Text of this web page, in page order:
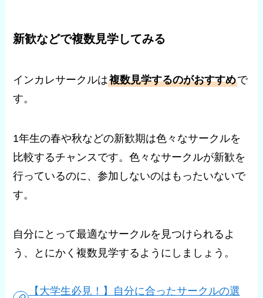
新歓などで複数見学してみる
インカレサークルは複数見学するのがおすすめで
す。
1年生の春や秋などの新歓期は色々なサークルを
比較するチャンスです。色々なサークルが新歓を
行っているのに、参加しないのはもったいないで
す。
自分にとって最適なサークルを見つけられるよ
う、とにかく複数見学するようにしましょう。
【大学生必見！】自分に合ったサークルの選